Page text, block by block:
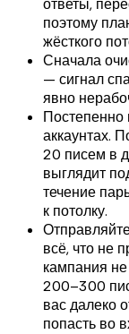
поэтому
жёсткого
Сначала
— сигнал
явно
аккаунтах.
20 писем в
выглядит
течение
к потолку.
всё, что не
кампания не
200–300
вас далеко
попасть во